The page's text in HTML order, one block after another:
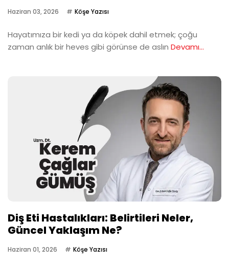
Haziran 03, 2026 Köşe Yazısı
Hayatımıza bir kedi ya da köpek dahil etmek; çoğu
zaman anlık bir heves gibi görünse de aslın Devamı...
Diş Eti Hastalıkları: Belirtileri Neler,
Güncel Yaklaşım Ne?
Haziran 01, 2026 Köşe Yazısı